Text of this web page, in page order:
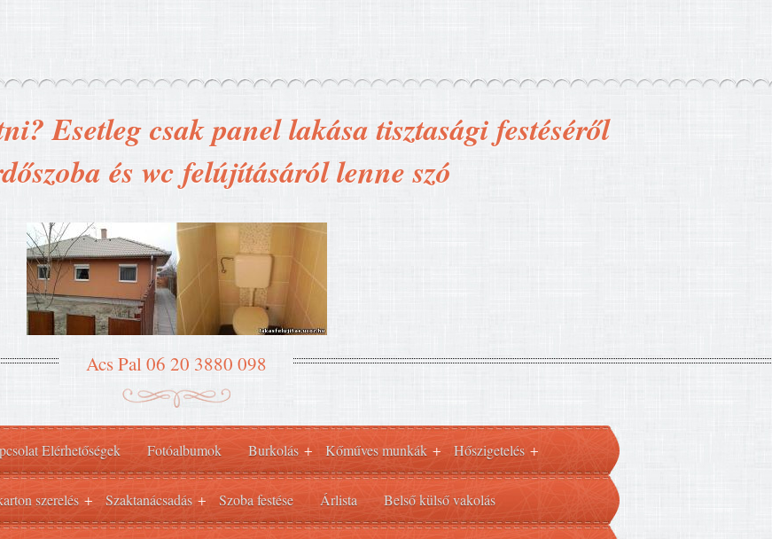
Esetleg csak panel lakása tisztasági festéséről
és wc felújításáról lenne szó
Acs Pal 06 20 3880 098
Elérhetőségek Fotóalbumok Burkolás + Kőműves munkák + Hőszigetelés +
szerelés + Szaktanácsadás + Szoba festése Árlista Belső külső vakolás